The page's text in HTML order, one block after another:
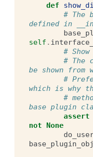
def
# The
defined in
self .
#
# The
be shown from
#
which is why
#
base plugin
assert
not None